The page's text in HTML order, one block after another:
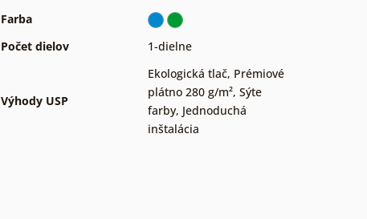
Farba
Počet dielov
1-dielne
Výhody USP
Ekologická tlač, Prémiové
plátno 280 g/m², Sýte
farby, Jednoduchá
inštalácia